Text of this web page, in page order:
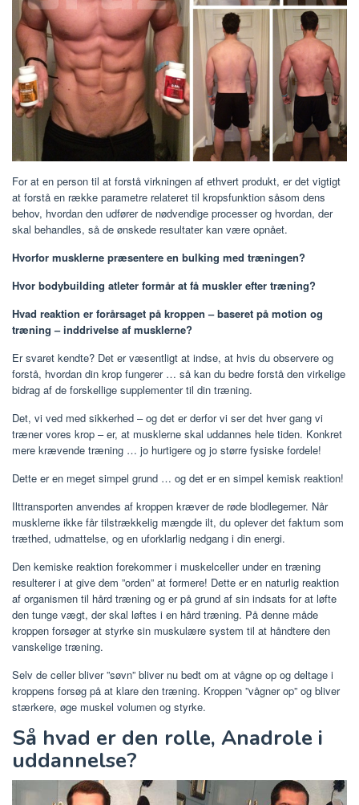
For at en person til at forstå virkningen af ​​ethvert produkt, er det vigtigt
at forstå en række parametre relateret til kropsfunktion såsom dens
behov, hvordan den udfører de nødvendige processer og hvordan, der
skal behandles, så de ønskede resultater kan være opnået.
Hvorfor musklerne præsentere en bulking med træningen?
Hvor bodybuilding atleter formår at få muskler efter træning?
Hvad reaktion er forårsaget på kroppen – baseret på motion og
træning – inddrivelse af musklerne?
Er svaret kendte? Det er væsentligt at indse, at hvis du observere og
forstå, hvordan din krop fungerer … så kan du bedre forstå den virkelige
bidrag af de forskellige supplementer til din træning.
Det, vi ved med sikkerhed – og det er derfor vi ser det hver gang vi
træner vores krop – er, at musklerne skal uddannes hele tiden. Konkret
mere krævende træning … jo hurtigere og jo større fysiske fordele!
Dette er en meget simpel grund … og det er en simpel kemisk reaktion!
Ilttransporten anvendes af kroppen kræver de røde blodlegemer. Når
musklerne ikke får tilstrækkelig mængde ilt, du oplever det faktum som
træthed, udmattelse, og en uforklarlig nedgang i din energi.
Den kemiske reaktion forekommer i muskelceller under en træning
resulterer i at give dem ”orden” at formere! Dette er en naturlig reaktion
af organismen til hård træning og er på grund af sin indsats for at løfte
den tunge vægt, der skal løftes i en hård træning. På denne måde
kroppen forsøger at styrke sin muskulære system til at håndtere den
vanskelige træning.
Selv de celler bliver ”søvn” bliver nu bedt om at vågne op og deltage i
kroppens forsøg på at klare den træning. Kroppen ”vågner op” og bliver
stærkere, øge muskel volumen og styrke.
Så hvad er den rolle, Anadrole i
uddannelse?